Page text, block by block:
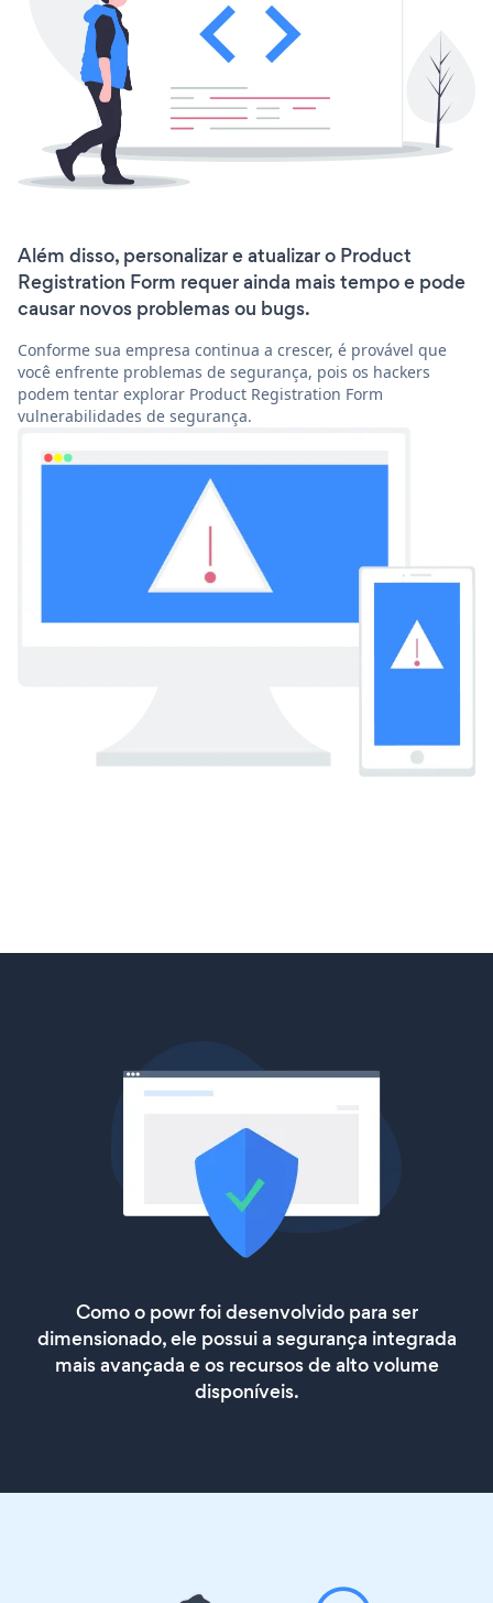
Além disso, personalizar e atualizar o Product
Registration Form requer ainda mais tempo e pode
causar novos problemas ou bugs.
Conforme sua empresa continua a crescer, é provável que
você enfrente problemas de segurança, pois os hackers
podem tentar explorar Product Registration Form
vulnerabilidades de segurança.
Como o powr foi desenvolvido para ser
dimensionado, ele possui a segurança integrada
mais avançada e os recursos de alto volume
disponíveis.